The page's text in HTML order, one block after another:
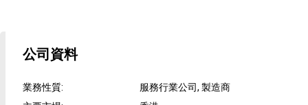
公司資料
業務性質:
服務行業公司, 製造商